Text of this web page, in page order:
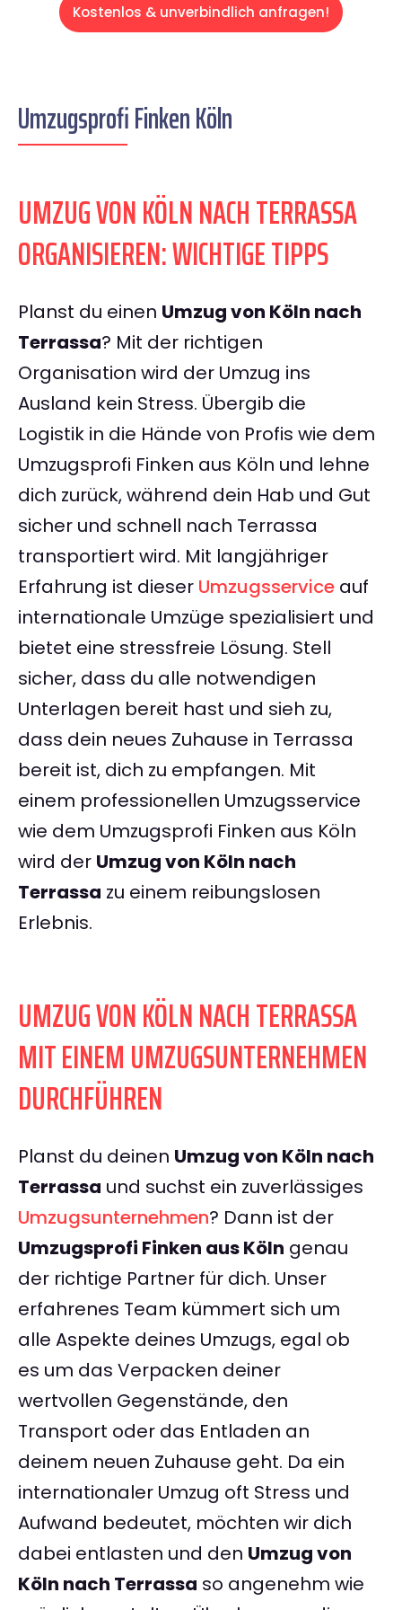
Kostenlos & unverbindlich anfragen!
Umzugsprofi Finken Köln
UMZUG VON KÖLN NACH TERRASSA
ORGANISIEREN: WICHTIGE TIPPS
Planst du einen Umzug von Köln nach
Terrassa? Mit der richtigen
Organisation wird der Umzug ins
Ausland kein Stress. Übergib die
Logistik in die Hände von Profis wie dem
Umzugsprofi Finken aus Köln und lehne
dich zurück, während dein Hab und Gut
sicher und schnell nach Terrassa
transportiert wird. Mit langjähriger
Erfahrung ist dieser Umzugsservice auf
internationale Umzüge spezialisiert und
bietet eine stressfreie Lösung. Stell
sicher, dass du alle notwendigen
Unterlagen bereit hast und sieh zu,
dass dein neues Zuhause in Terrassa
bereit ist, dich zu empfangen. Mit
einem professionellen Umzugsservice
wie dem Umzugsprofi Finken aus Köln
wird der Umzug von Köln nach
Terrassa zu einem reibungslosen
Erlebnis.
UMZUG VON KÖLN NACH TERRASSA
MIT EINEM UMZUGSUNTERNEHMEN
DURCHFÜHREN
Planst du deinen Umzug von Köln nach
Terrassa und suchst ein zuverlässiges
Umzugsunternehmen? Dann ist der
Umzugsprofi Finken aus Köln genau
der richtige Partner für dich. Unser
erfahrenes Team kümmert sich um
alle Aspekte deines Umzugs, egal ob
es um das Verpacken deiner
wertvollen Gegenstände, den
Transport oder das Entladen an
deinem neuen Zuhause geht. Da ein
internationaler Umzug oft Stress und
Aufwand bedeutet, möchten wir dich
dabei entlasten und den Umzug von
Köln nach Terrassa so angenehm wie